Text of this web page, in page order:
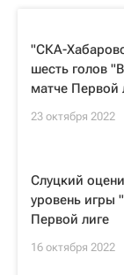
"СКА-
шесть голов
матче Первой
23 октября 2022
Слуцкий
уровень игры
Первой лиге
16 октября 2022